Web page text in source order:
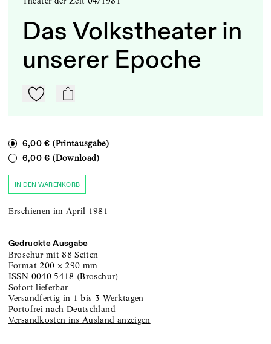
Das Volkstheater in
unserer Epoche
Zu Mein-TdZ hinzufügen
mail
6,00 €(Printausgabe)
6,00 €(Download)
IN DEN WARENKORB
Erschienen im April 1981
Gedruckte Ausgabe
Broschur mit 88 Seiten
Format200 ×290 mm
ISSN 0040-5418 (Broschur)
sofort lieferbar
versandfertig in 1 bis 3 Werktagen
portofrei nach Deutschland
Versandkosten ins Ausland anzeigen